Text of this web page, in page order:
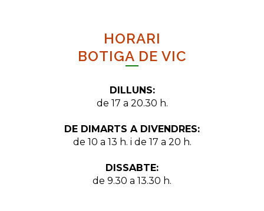
HORARI
BOTIGA DE VIC
DILLUNS:
de 17 a 20.30 h.
DE DIMARTS A DIVENDRES:
de 10 a 13 h. i de 17 a 20 h.
DISSABTE:
de 9.30 a 13.30 h.